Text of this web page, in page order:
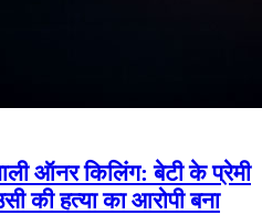
ऑनर किलिंग: बेटी के प्रेमी
की हत्या का आरोपी बना